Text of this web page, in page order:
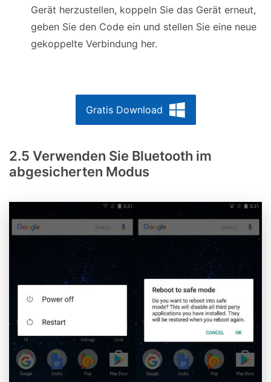
Gerät herzustellen, koppeln Sie das Gerät erneut,
geben Sie den Code ein und stellen Sie eine neue
gekoppelte Verbindung her.
Gratis Download
2.5 Verwenden Sie Bluetooth im
abgesicherten Modus